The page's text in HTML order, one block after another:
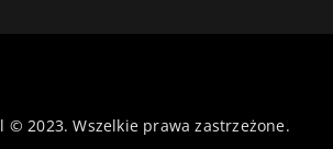
© 2023. Wszelkie prawa zastrzeżone.